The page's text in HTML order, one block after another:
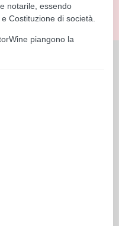
notarile, essendo
Costituzione di società.
piangono la